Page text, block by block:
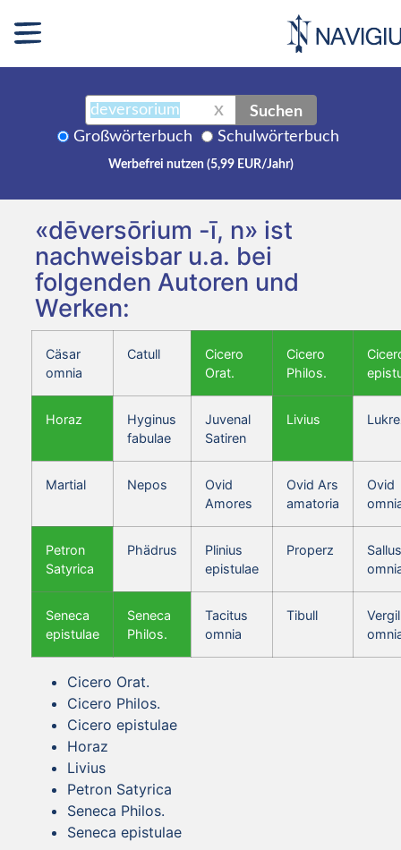
X Suchen
Großwörterbuch Schulwörterbuch
Werbefrei nutzen (5,99 EUR/Jahr)
«dēversōrium -ī, n» ist
nachweisbar u.a. bei
folgenden Autoren und
Werken:
Cäsar
omnia
Catull
Cicero
Orat.
Cicero
Philos.
Horaz
Hyginus
fabulae
Juvenal
Satiren
Livius
Martial Nepos
Ovid
Amores
Ovid Ars
amatoria
Ovid
Petron
Satyrica
Phädrus
Plinius
epistulae
Properz
Seneca
epistulae
Seneca
Philos.
Tacitus
omnia
Tibull
Vergil
Cicero Orat.
Cicero Philos.
Cicero epistulae
Horaz
Livius
Petron Satyrica
Seneca Philos.
Seneca epistulae